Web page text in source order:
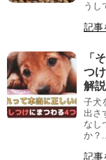
うし
記事
「
つ
解説
子犬
出さ
なし
か？
記事